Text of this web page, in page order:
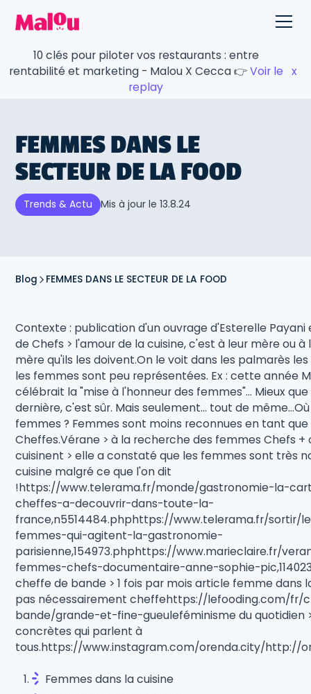
10 clés pour piloter vos restaurants : entre
rentabilité et marketing - Malou X Cecca 👉Voir le
replay
x
FEMMES DANS LE
SECTEUR DE LA FOOD
Trends & Actu Mis à jour le 13.8.24
Blog FEMMES DANS LE SECTEUR DE LA FOOD
Contexte : publication d'un ouvrage d'Esterelle Payani
de Chefs > l'amour de la cuisine, c'est à leur mère ou
mère qu'ils les doivent.On le voit dans les palmarès
les femmes sont peu représentées. Ex : cette année
célébrait la "mise à l'honneur des femmes"... Mieux
dernière, c'est sûr. Mais seulement... tout de
femmes ? Femmes sont moins reconnues en tant que
Cheffes.Vérane > à la recherche des femmes Chefs +
cuisinent > elle a constaté que les femmes sont très
cuisine malgré ce que l'on dit
!https://www.telerama.fr/monde/gastronomie-la-
cheffes-a-decouvrir-dans-toute-la-
france,n5514484.phphttps://www.telerama.fr/sortir/
femmes-qui-agitent-la-gastronomie-
parisienne,154973.phphttps://www.marieclaire.fr/
femmes-chefs-documentaire-anne-sophie-
cheffe de bande > 1 fois par mois article femme dans
pas nécessairement cheffehttps://lefooding.com/fr/
bande/grande-et-fine-gueuleféminisme du quotidien
concrètes qui parlent à
tous.https://www.instagram.com/orenda.city/http://
Femmes dans la cuisine